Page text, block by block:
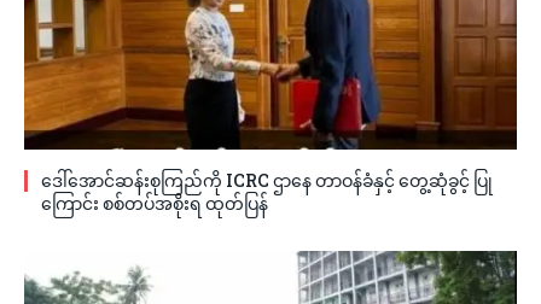
ဒေါ်အောင်ဆန်းစုကြည်ကို ICRC ဌာနေ တာဝန်ခံနှင့် တွေ့ဆုံခွင့် ပြု
ကြောင်း စစ်တပ်အစိုးရ ထုတ်ပြန်